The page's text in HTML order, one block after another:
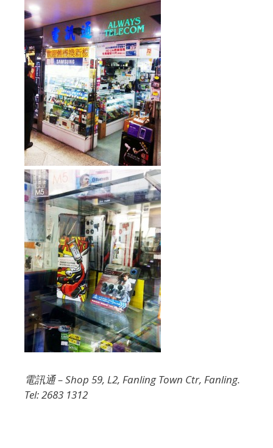
電訊通 – Shop 59, L2, Fanling Town Ctr, Fanling.
Tel: 2683 1312